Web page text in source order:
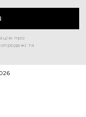
про
та